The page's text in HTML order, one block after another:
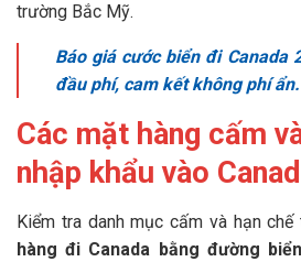
trường Bắc Mỹ.
Báo giá cước biển đi Canada
đầu phí, cam kết không phí ẩn.
Các mặt hàng cấm
nhập khẩu vào
Kiểm tra danh mục cấm và hạn
hàng đi Canada bằng đường biển